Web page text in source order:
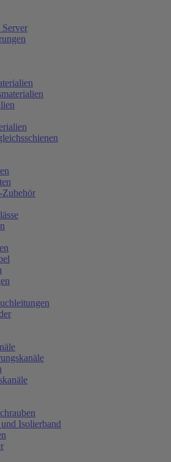
Server
Zubehör
Isolierband